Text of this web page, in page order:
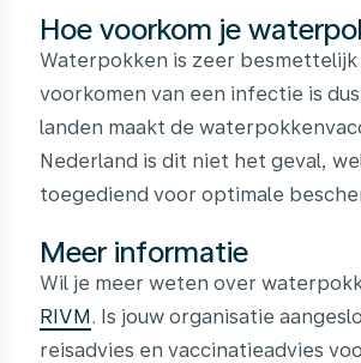
Hoe voorkom je
Waterpokken is zeer
voorkomen van een infectie is
landen maakt de
Nederland is dit niet het geval,
toegediend voor optimale
Meer informatie
Wil je meer weten over
RIVM. Is jouw organisatie
reisadvies en vaccinatieadvies